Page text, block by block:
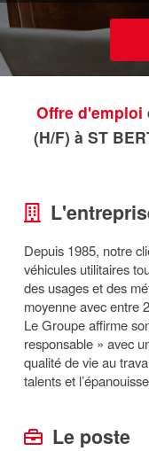
Offre d'emploi
(H/F) à ST
Depuis 1985, notre
véhicules utilitaires
des usages et des
moyenne avec entre
Le Groupe affirme
responsable » avec
qualité de vie au
talents et
Le poste